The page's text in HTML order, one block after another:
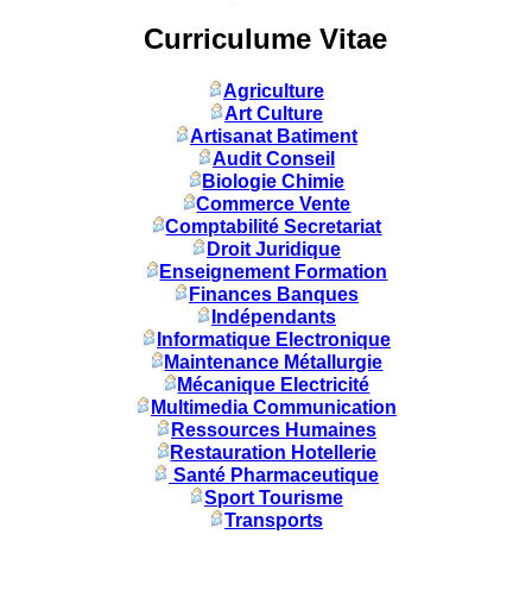
Curriculume Vitae
Agriculture
Art Culture
Artisanat Batiment
Audit Conseil
Biologie Chimie
Commerce Vente
Comptabilité Secretariat
Droit Juridique
Enseignement Formation
Finances Banques
Indépendants
Informatique Electronique
Maintenance Métallurgie
Mécanique Electricité
Multimedia Communication
Ressources Humaines
Restauration Hotellerie
Santé Pharmaceutique
Sport Tourisme
Transports